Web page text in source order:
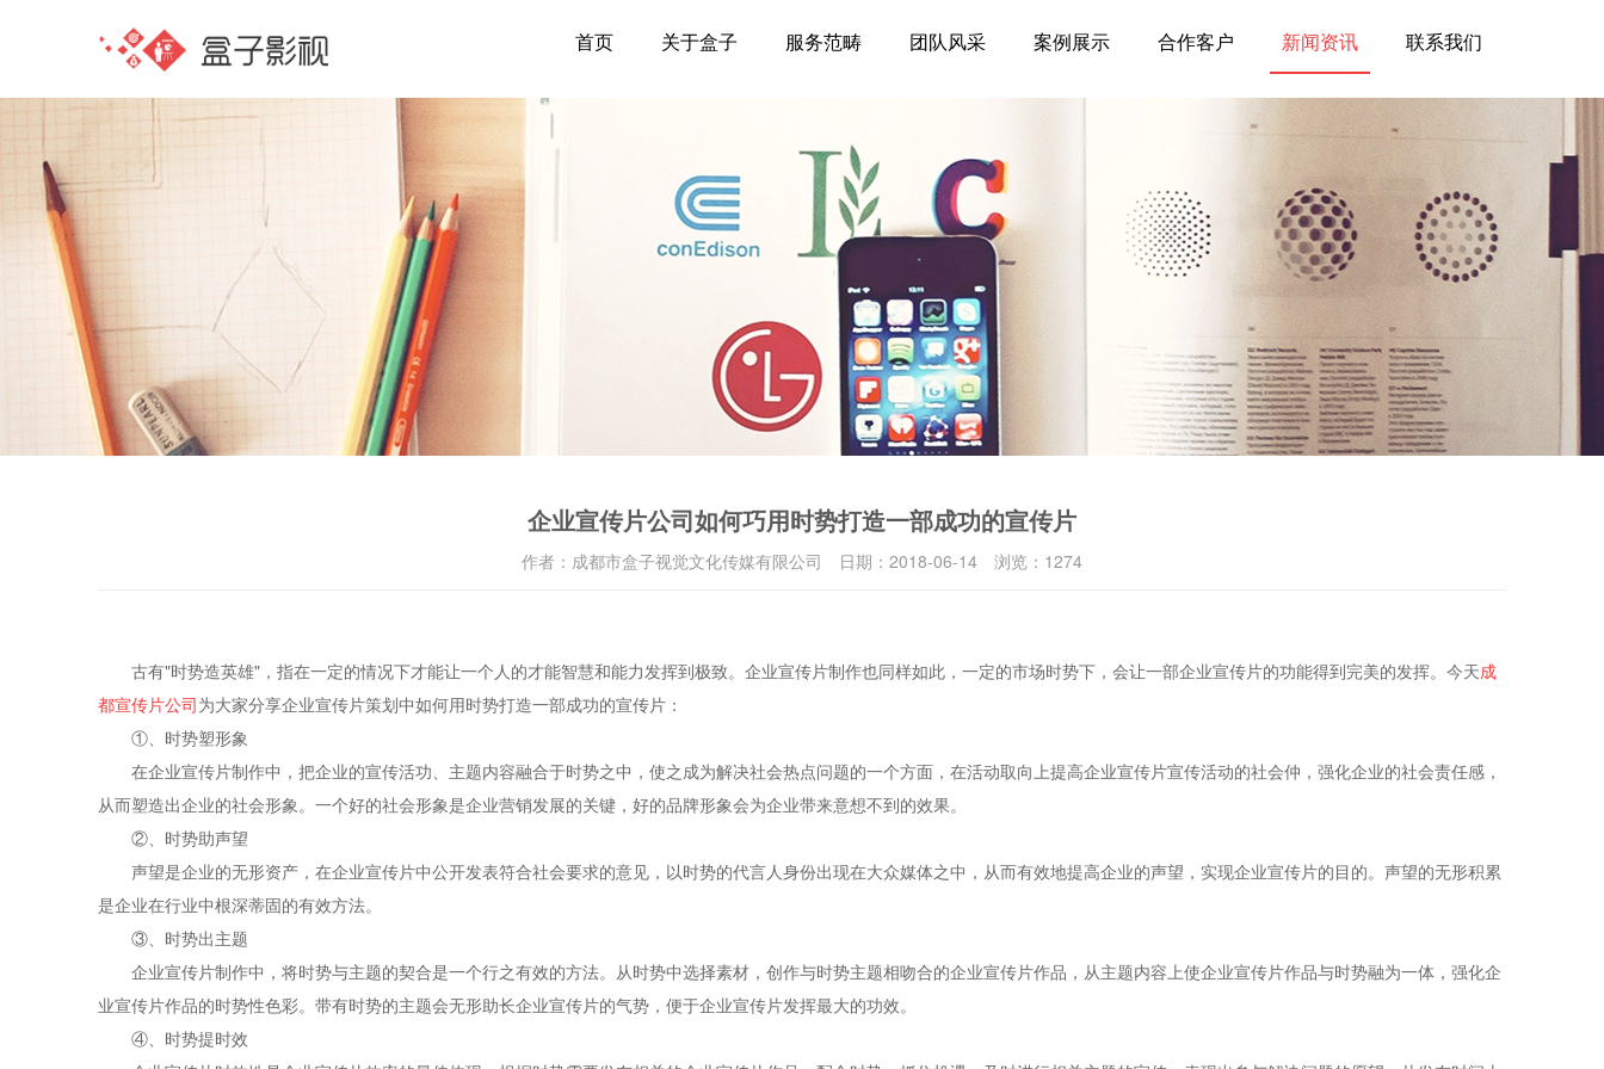
首页 关于盒子 服务范畴 团队风采 案例展示 合作客户 新闻资讯 联系我们
企业宣传片公司如何巧用时势打造一部成功的宣传片
作者： 成都市盒子视觉文化传媒有限公司 日期： 2018-06-14 浏览： 1274
古有"时势造英雄"，指在一定的情况下才能让一个人的才能智慧和能力发挥到极致。企业宣传片制作也同样如此，一定的市场时势下，会让一部企业宣传片的功能得到完美的发挥。今天成
都宣传片公司为大家分享企业宣传片策划中如何用时势打造一部成功的宣传片：
①、时势塑形象
在企业宣传片制作中，把企业的宣传活功、主题内容融合于时势之中，使之成为解决社会热点问题的一个方面，在活动取向上提高企业宣传片宣传活动的社会仲，强化企业的社会责任感，
从而塑造出企业的社会形象。一个好的社会形象是企业营销发展的关键，好的品牌形象会为企业带来意想不到的效果。
②、时势助声望
声望是企业的无形资产，在企业宣传片中公开发表符合社会要求的意见，以时势的代言人身份出现在大众媒体之中，从而有效地提高企业的声望，实现企业宣传片的目的。声望的无形积累
是企业在行业中根深蒂固的有效方法。
③、时势出主题
企业宣传片制作中，将时势与主题的契合是一个行之有效的方法。从时势中选择素材，创作与时势主题相吻合的企业宣传片作品，从主题内容上使企业宣传片作品与时势融为一体，强化企
业宣传片作品的时势性色彩。带有时势的主题会无形助长企业宣传片的气势，便于企业宣传片发挥最大的功效。
④、时势提时效